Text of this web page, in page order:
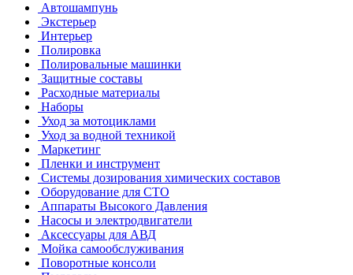
Автошампунь
Экстерьер
Интерьер
Полировка
Полировальные машинки
Защитные составы
Расходные материалы
Наборы
Уход за мотоциклами
Уход за водной техникой
Маркетинг
Пленки и инструмент
Системы дозирования химических составов
Оборудование для СТО
Аппараты Высокого Давления
Насосы и электродвигатели
Аксессуары для АВД
Мойка самообслуживания
Поворотные консоли